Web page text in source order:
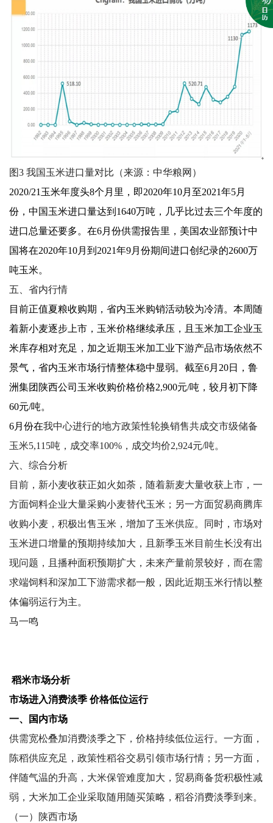
图3 我国玉米进口量对比（来源：中华粮网）
2020/21玉米年度头8个月里，即2020年10月至2021年5月
份，中国玉米进口量达到1640万吨，几乎比过去三个年度的
进口总量还要多。在6月份供需报告里，美国农业部预计中
国将在2020年10月到2021年9月份期间进口创纪录的2600万
吨玉米。
五、省内行情
目前正值夏粮收购期，省内玉米购销活动较为冷清。本周随
着新小麦逐步上市，玉米价格继续承压，且玉米加工企业玉
米库存相对充足，加之近期玉米加工业下游产品市场依然不
景气，省内玉米市场行情整体稳中显弱。截至6月20日，鲁
洲集团陕西公司玉米收购价格价格2,900元/吨，较月初下降
60元/吨。
6月份在我中心进行的地方政策性轮换销售共成交市级储备
玉米5,115吨，成交率100%，成交均价2,924元/吨。
六、综合分析
目前，新小麦收获正如火如荼，随着新麦大量收获上市，一
方面饲料企业大量采购小麦替代玉米；另一方面贸易商腾库
收购小麦，积极出售玉米，增加了玉米供应。同时，市场对
玉米进口增量的预期持续加大，且新季玉米目前生长没有出
现问题，且播种面积预期扩大，未来产量前景较好，而在需
求端饲料和深加工下游需求都一般，因此近期玉米行情以整
体偏弱运行为主。
马一鸣
稻米市场分析
市场进入消费淡季 价格低位运行
一、国内市场
供需宽松叠加消费淡季之下，价格持续低位运行。一方面，
陈稻供应充足，政策性稻谷交易引领市场行情；另一方面，
伴随气温的升高，大米保管难度加大，贸易商备货积极性减
弱，大米加工企业采取随用随买策略，稻谷消费淡季到来。
（一）陕西市场